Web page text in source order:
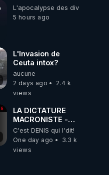
L'apocalypse des divulgations
5 hours ago
L'Invasion de
Ceuta intox?
aucune
2 days ago
2.4 k
views
LA DICTATURE
MACRONISTE -
Tous les Français
sont désormais
menacés !
C'est DENIS qui l'dit!
One day ago
3.3 k
views